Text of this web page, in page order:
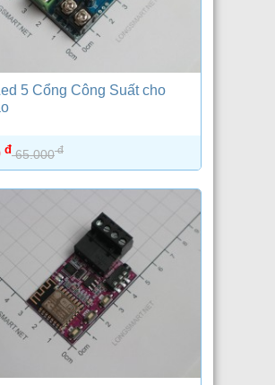
5 Cổng Công Suất cho
đ65.000đ